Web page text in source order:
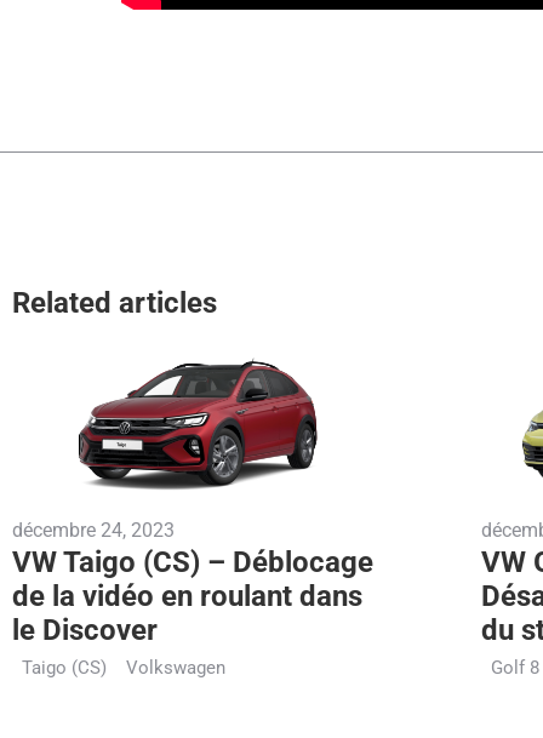
Related articles
décembre 24, 2023
VW Taigo (CS) – Déblocage
de la vidéo en roulant dans
le Discover
Taigo (CS) Volkswagen
VW
du
Golf 8